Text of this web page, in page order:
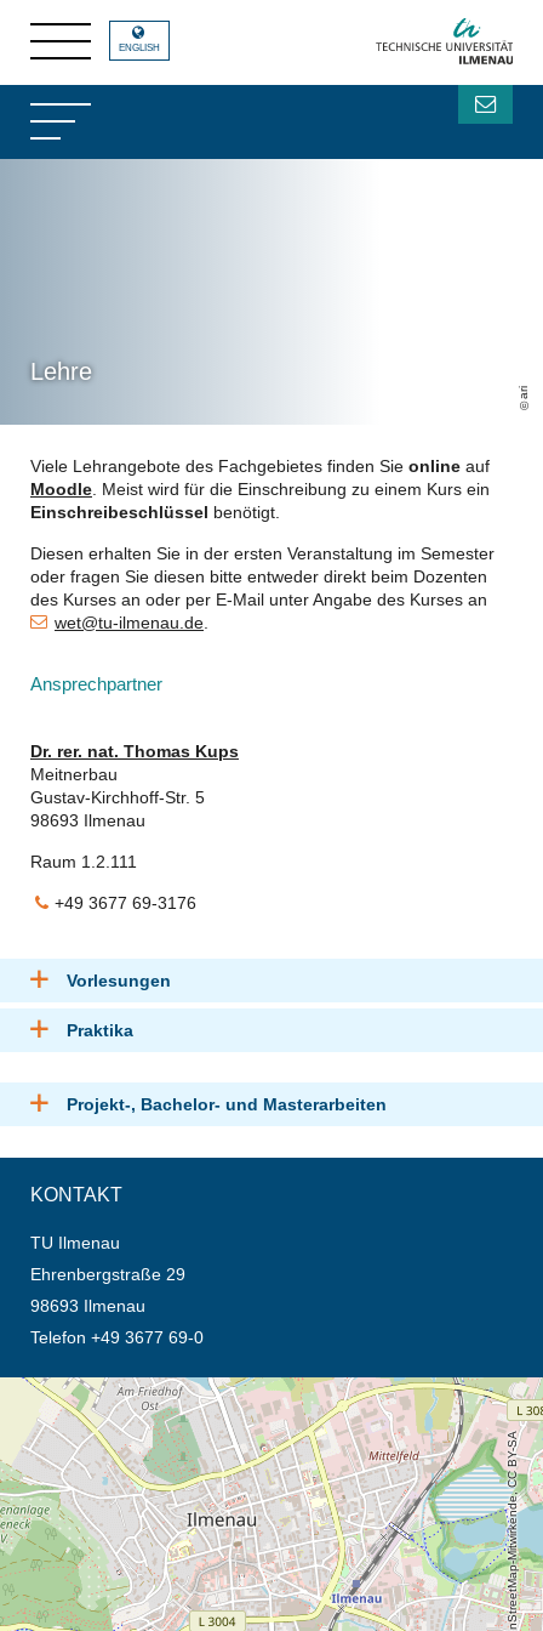
Lehre
ari
ENGLISH
Viele Lehrangebote des Fachgebietes finden Sie online auf
Moodle . Meist wird für die Einschreibung zu einem Kurs ein
Einschreibeschlüssel benötigt.
Diesen erhalten Sie in der ersten Veranstaltung im Semester
oder fragen Sie diesen bitte entweder direkt beim Dozenten
des Kurses an oder per E-Mail unter Angabe des Kurses an
wet@tu-ilmenau.de
Ansprechpartner
Dr. rer. nat. Thomas Kups
Meitnerbau
Gustav-Kirchhoff-Str. 5
98693 Ilmenau
Raum 1.2.111
+49 3677 69-3176
Vorlesungen
Praktika
Projekt-, Bachelor- und Masterarbeiten
KONTAKT
TU Ilmenau
Ehrenbergstraße 29
98693 Ilmenau
Telefon +49 3677 69-0
Öffnet die Anfahrtsbeschreibung in neuem Tab (Karte)
© OpenStreetMap-Mitwirkende, CC BY-SA